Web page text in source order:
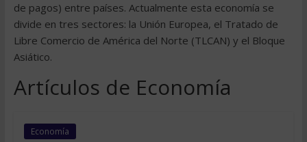
de pagos) entre países. Actualmente esta economía se
divide en tres sectores: la Unión Europea, el Tratado de
Libre Comercio de América del Norte (TLCAN) y el Bloque
Asiático.
Artículos de Economía
Economía